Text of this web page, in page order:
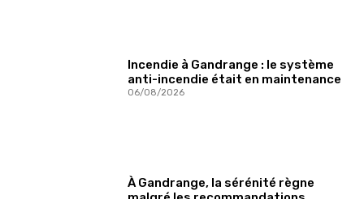
Incendie à Gandrange : le système
anti-incendie était en maintenance
06/08/2026
À Gandrange, la sérénité règne